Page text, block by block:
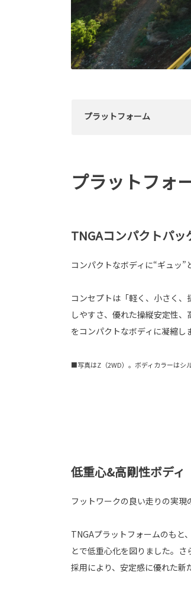
プラットフォーム
プラットフォ
TNGAコンパクトパッ
コンパクトなボディに“ギュッ”
コンセプトは「軽く、小さく
しやすさ、優れた操縦安定性
をコンパクトなボディに凝縮し
■写真はZ（2WD）。ボディカラーはシ
低重心&高剛性ボディ
フットワークの良い走りの実現
TNGAプラットフォームのもと
とで低重心化を図りました。
採用により、安定感に優れた新